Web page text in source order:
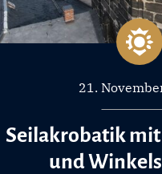
21.
Seilakrobatik
und